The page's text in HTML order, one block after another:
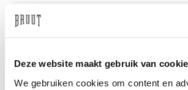
Deze website maakt gebruik van
We gebruiken cookies om content en
Need help?We're glad to help